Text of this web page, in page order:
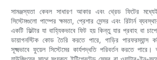
সামঞ্জস্যতা কেবল সাধারণ আকার এবং থ্রেড ফিটের
সিস্টেমগুলো পাম্পের ক্ষমতা, প্রেশার সেন্সর এবং রিটার্ন
একটি ফিল্টার যা বাহ্যিকভাবে ফিট হয় কিন্তু যার প্রবাহ বা
ডায়াগনস্টিক কোড তৈরি করতে পারে, গাড়ির পারফরম্যান্স
সূক্ষ্মভাবে ফুয়েল সিস্টেমের কার্যপদ্ধতি পরিবর্তন করতে পারে।